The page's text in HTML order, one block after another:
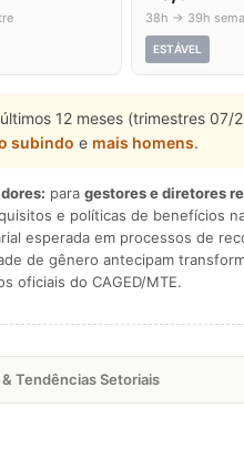
38h → 39h
ESTÁVEL
12 meses (trimestres
subindo e mais homens.
para gestores e diretores
e políticas de benefícios
esperada em processos de
de gênero antecipam
oficiais do CAGED/MTE.
Tendências Setoriais